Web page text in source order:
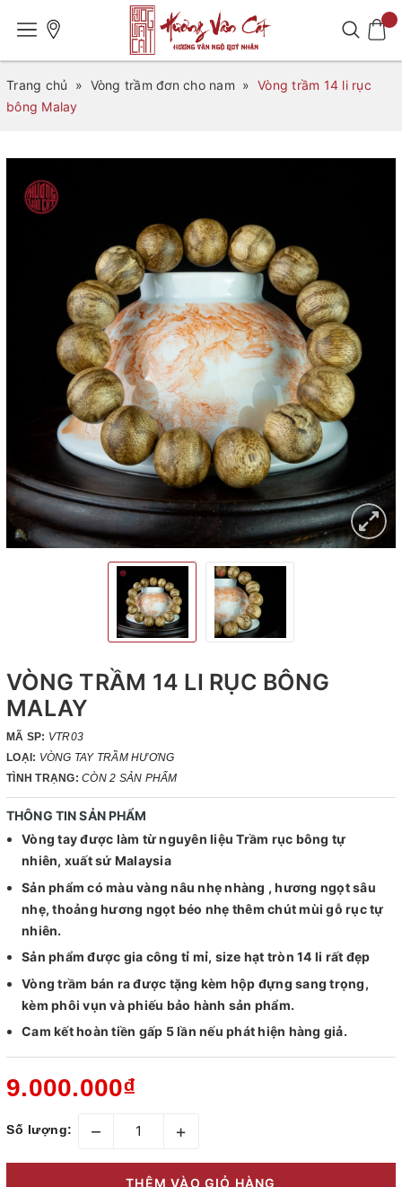
Trang chủ » Vòng trầm đơn cho nam » Vòng trầm 14 li rục
bông Malay
VÒNG TRẦM 14 LI RỤC BÔNG
MALAY
MÃ SP: VTR03
LOẠI: VÒNG TAY TRẦM HƯƠNG
TÌNH TRẠNG: CÒN 2 SẢN PHẨM
THÔNG TIN SẢN PHẨM
Vòng tay được làm từ nguyên liệu Trầm rục bông tự
nhiên, xuất sứ Malaysia
Sản phẩm có màu vàng nâu nhẹ nhàng , hương ngọt sâu
nhẹ, thoảng hương ngọt béo nhẹ thêm chút mùi gỗ rục tự
nhiên.
Sản phẩm được gia công tỉ mỉ, size hạt tròn 14 li rất đẹp
Vòng trầm bán ra được tặng kèm hộp đựng sang trọng,
kèm phôi vụn và phiếu bảo hành sản phẩm.
Cam kết hoàn tiền gấp 5 lần nếu phát hiện hàng giả.
9.000.000₫
Số lượng: – +
THÊM VÀO GIỎ HÀNG